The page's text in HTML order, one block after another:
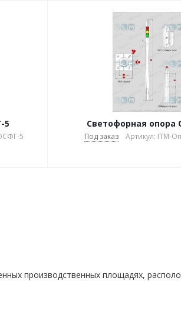
5
5
Светофорная опора
Под заказ Артикул: ITM-
производственных площадях,